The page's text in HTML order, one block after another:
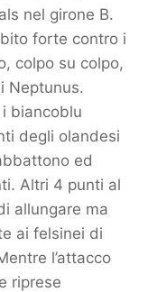
nel girone B.
forte contro i
colpo su colpo,
Neptunus.
biancoblu
degli olandesi
ed
Altri 4 punti al
allungare ma
ai felsinei di
l’attacco
riprese